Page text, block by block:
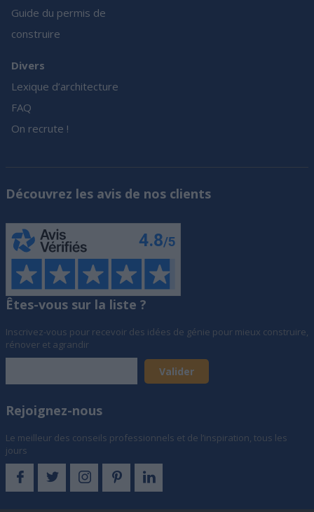
Guide du permis de
construire
Divers
Lexique d’architecture
FAQ
On recrute !
Découvrez les avis de nos clients
Êtes-vous sur la liste ?
Inscrivez-vous pour recevoir des idées de génie pour mieux construire,
rénover et agrandir
Rejoignez-nous
Le meilleur des conseils professionnels et de l’inspiration, tous les
jours